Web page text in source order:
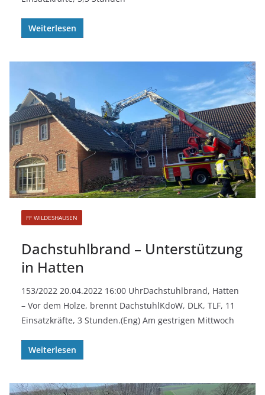
Weiterlesen
FF WILDESHAUSEN
Dachstuhlbrand – Unterstützung
in Hatten
153/2022 20.04.2022 16:00 UhrDachstuhlbrand, Hatten
– Vor dem Holze, brennt DachstuhlKdoW, DLK, TLF, 11
Einsatzkräfte, 3 Stunden.(Eng) Am gestrigen Mittwoch
Weiterlesen